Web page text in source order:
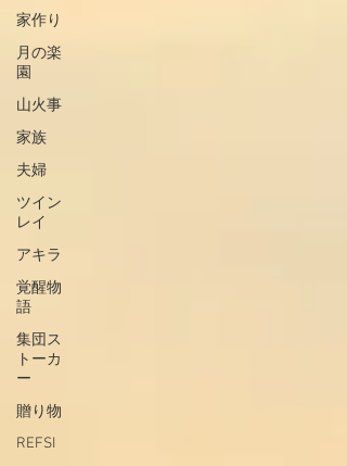
家作り
月の楽
園
山火事
家族
夫婦
ツイン
レイ
アキラ
覚醒物
語
集団ス
トーカ
ー
贈り物
REFSI